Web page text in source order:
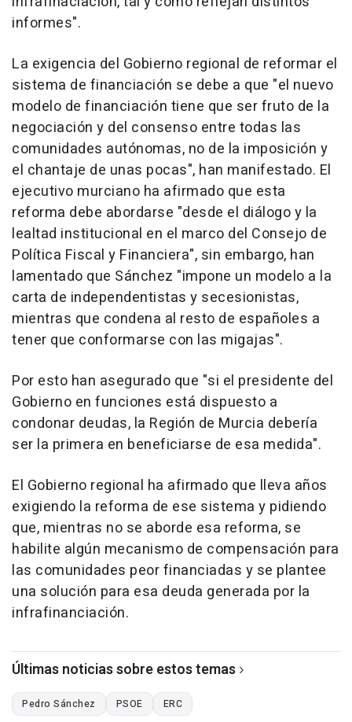
informes".
La exigencia del Gobierno regional de reformar el
sistema de financiación se debe a que "el nuevo
modelo de financiación tiene que ser fruto de la
negociación y del consenso entre todas las
comunidades autónomas, no de la imposición y
el chantaje de unas pocas", han manifestado. El
ejecutivo murciano ha afirmado que esta
reforma debe abordarse "desde el diálogo y la
lealtad institucional en el marco del Consejo de
Política Fiscal y Financiera", sin embargo, han
lamentado que Sánchez "impone un modelo a la
carta de independentistas y secesionistas,
mientras que condena al resto de españoles a
tener que conformarse con las migajas".
Por esto han asegurado que "si el presidente del
Gobierno en funciones está dispuesto a
condonar deudas, la Región de Murcia debería
ser la primera en beneficiarse de esa medida".
El Gobierno regional ha afirmado que lleva años
exigiendo la reforma de ese sistema y pidiendo
que, mientras no se aborde esa reforma, se
habilite algún mecanismo de compensación para
las comunidades peor financiadas y se plantee
una solución para esa deuda generada por la
infrafinanciación.
Últimas noticias sobre estos temas
Pedro Sánchez PSOE ERC